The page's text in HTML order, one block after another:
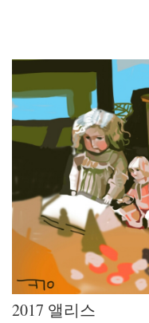
2017 앨리스